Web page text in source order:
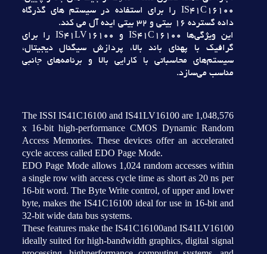
IS41C16100 را براي استفاده در سيستم هاي گذرگاه
داده گسترده 16 بيتي و 32 بيتي ايده آل مي کند.
اين ويژگي‌ها IS41C16100 و IS41LV16100 را براي
گرافيک با پهناي باند بالا، پردازش سيگنال ديجيتال،
سيستم‌هاي محاسباتي با کارايي بالا و برنامه‌هاي جانبي
مناسب مي‌سازد.
The ISSI IS41C16100 and IS41LV16100 are 1,048,576
x 16-bit high-performance CMOS Dynamic Random
Access Memories. These devices offer an accelerated
cycle access called EDO Page Mode.
EDO Page Mode allows 1,024 random accesses within
a single row with access cycle time as short as 20 ns per
16-bit word. The Byte Write control, of upper and lower
byte, makes the IS41C16100 ideal for use in 16-bit and
32-bit wide data bus systems.
These features make the IS41C16100and IS41LV16100
ideally suited for high-bandwidth graphics, digital signal